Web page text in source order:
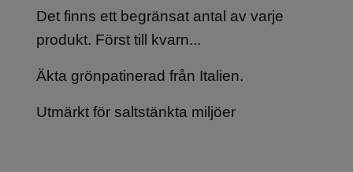
Det finns ett begränsat antal av varje
produkt. Först till kvarn...
Äkta grönpatinerad från Italien.
Utmärkt för saltstänkta miljöer